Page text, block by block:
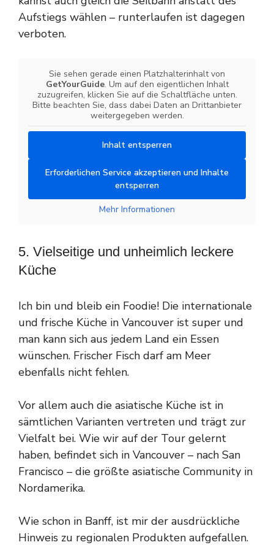
Aufstiegs wählen – runterlaufen ist dagegen
verboten.
Sie sehen gerade einen Platzhalterinhalt von
GetYourGuide. Um auf den eigentlichen Inhalt
zuzugreifen, klicken Sie auf die Schaltfläche unten.
Bitte beachten Sie, dass dabei Daten an Drittanbieter
weitergegeben werden.
Inhalt entsperren
Erforderlichen Service akzeptieren und Inhalte
entsperren
Mehr Informationen
5. Vielseitige und unheimlich leckere
Küche
Ich bin und bleib ein Foodie! Die internationale
und frische Küche in Vancouver ist super und
man kann sich aus jedem Land ein Essen
wünschen. Frischer Fisch darf am Meer
ebenfalls nicht fehlen.
Vor allem auch die asiatische Küche ist in
sämtlichen Varianten vertreten und trägt zur
Vielfalt bei. Wie wir auf der Tour gelernt
haben, befindet sich in Vancouver – nach San
Francisco – die größte asiatische Community in
Nordamerika.
Wie schon in Banff, ist mir der ausdrückliche
Hinweis zu regionalen Produkten aufgefallen.